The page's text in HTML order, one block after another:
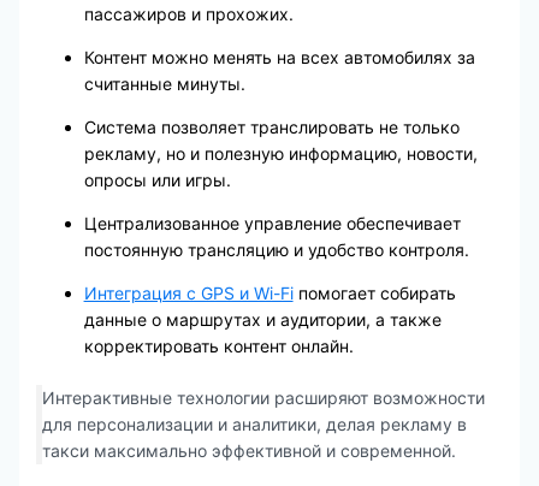
пассажиров и прохожих.
Контент можно менять на всех автомобилях за
считанные минуты.
Система позволяет транслировать не только
рекламу, но и полезную информацию, новости,
опросы или игры.
Централизованное управление обеспечивает
постоянную трансляцию и удобство контроля.
Интеграция с GPS и Wi-Fiпомогает собирать
данные о маршрутах и аудитории, а также
корректировать контент онлайн.
Интерактивные технологии расширяют возможности
для персонализации и аналитики, делая рекламу в
такси максимально эффективной и современной.